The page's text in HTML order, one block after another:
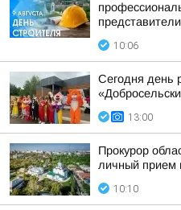
10:06
Сегодня день
13:00
Прокурор
личный прием
10:10